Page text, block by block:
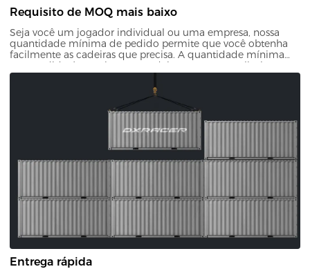
Requisito de MOQ mais baixo
Seja você um jogador individual ou uma empresa, nossa
quantidade mínima de pedido permite que você obtenha
facilmente as cadeiras que precisa. A quantidade mínima
para pedido é superior a 10 cadeiras gamer, sem limite
máximo.
Entrega rápida